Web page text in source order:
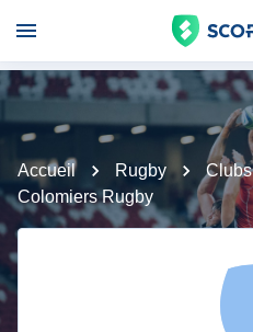
Accueil Rugby Clubs
Colomiers Rugby